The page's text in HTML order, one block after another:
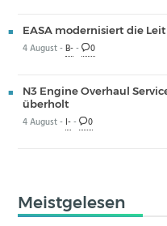
EASA modernisiert die
4 August -B-- 0
N3 Engine Overhaul
überholt
4 August - I-- 0
Meistgelesen